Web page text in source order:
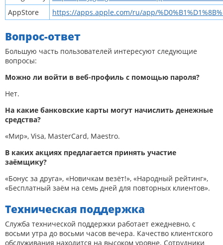
AppStore
https://apps.apple.com/ru/app/
Вопрос-ответ
Большую часть пользователей интересуют следующие
вопросы:
Можно ли войти в веб-профиль с помощью пароля?
Нет.
На какие банковские карты могут начислить денежные
средства?
«Мир», Visa, MasterCard, Maestro.
В каких акциях предлагается принять участие
заёмщику?
«Бонус за друга», «Новичкам везёт!», «Народный рейтинг»,
«Бесплатный заём на семь дней для повторных клиентов».
Техническая поддержка
Служба технической поддержки работает ежедневно, с
восьми утра до восьми часов вечера. Качество клиентского
обслуживания находится на высоком уровне. Сотрудники